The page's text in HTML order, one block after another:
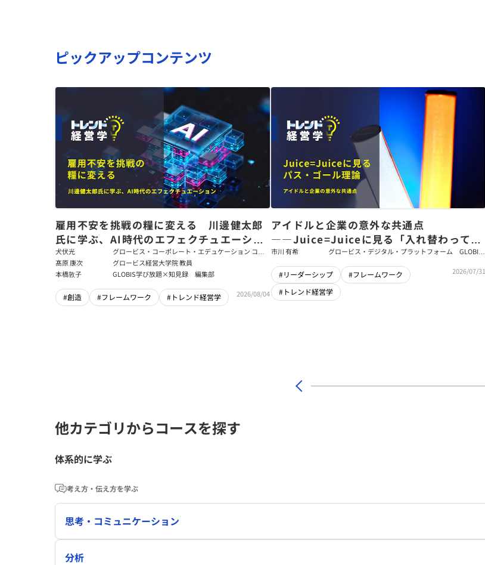
ピックアップコンテンツ
雇用不安を挑戦の糧に変える 川邊健太郎
氏に学ぶ、AI時代のエフェクチュエーショ
ン
犬伏光
グロービス・コーポレート・エデュケーション コー
ポレート・ソリューション・チーム コンサルタント
髙原 康次
グロービス経営大学院 教員
本橋敦子
GLOBIS学び放題×知見録 編集部
#創造 #フレームワーク #トレンド経営学 2026/08/04
アイドルと企業の意外な共通点
――Juice=Juiceに見る「入れ替わっても
強いチーム」をつくるパス・ゴール理論
市川 有希
グロービス・デジタル・プラットフォーム GLOBIS
#リーダーシップ
#フレームワーク
#トレンド経営学
2026/07/31
他カテゴリからコースを探す
体系的に学ぶ
考え方・伝え方を学ぶ
思考・コミュニケーション
分析